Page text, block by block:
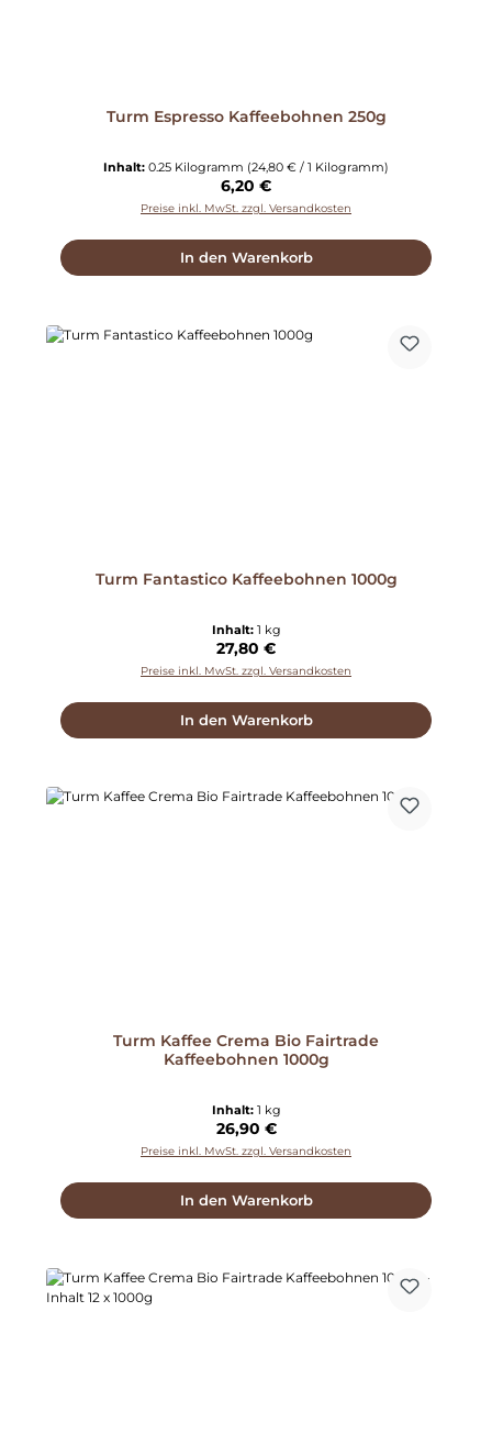
Turm Espresso Kaffeebohnen 250g
Inhalt: 0.25 Kilogramm (24,80 € / 1 Kilogramm)
Regulärer Preis:
6,20 €
Preise inkl. MwSt. zzgl. Versandkosten
In den Warenkorb
Turm Fantastico Kaffeebohnen 1000g
Inhalt: 1 kg
Regulärer Preis:
27,80 €
Preise inkl. MwSt. zzgl. Versandkosten
In den Warenkorb
Turm Kaffee Crema Bio Fairtrade
Kaffeebohnen 1000g
Inhalt: 1 kg
Regulärer Preis:
26,90 €
Preise inkl. MwSt. zzgl. Versandkosten
In den Warenkorb